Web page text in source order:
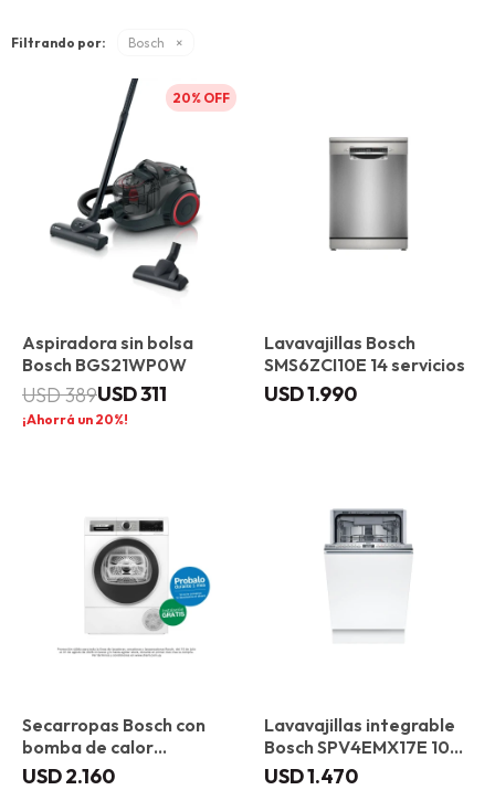
Filtrando por: Bosch
20
Aspiradora sin bolsa
Bosch BGS21WP0W
USD311
USD389
20
Lavavajillas Bosch
SMS6ZCI10E 14 servicios
USD1.990
Secarropas Bosch con
bomba de calor
WQG245D1ES 9 kg
USD2.160
Lavavajillas integrable
Bosch SPV4EMX17E 10
servicios
USD1.470